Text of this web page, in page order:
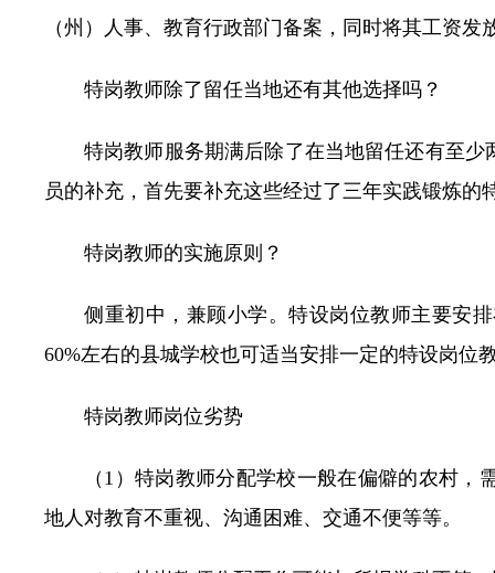
（州）人事、教育行政部门备案，同时将其工资
特岗教师除了留任当地还有其他选择吗？
特岗教师服务期满后除了在当地留任还有至
员的补充，首先要补充这些经过了三年实践锻炼
特岗教师的实施原则？
侧重初中，兼顾小学。特设岗位教师主要安
60%左右的县城学校也可适当安排一定的特设岗位
特岗教师岗位劣势
（1）特岗教师分配学校一般在偏僻的农村
地人对教育不重视、沟通困难、交通不便等等。